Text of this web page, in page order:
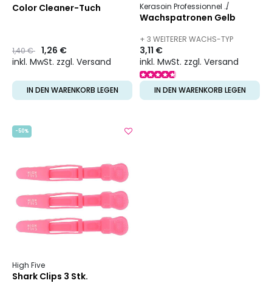
Color Cleaner-Tuch
Preis
1,40 €to1,26 €
inkl. MwSt. zzgl. Versand
IN DEN WARENKORB LEGEN
Kerasoin Professionnel
Wachspatronen Gelb
+ 3 WEITERER WACHS-TYP
VERFÜGBAR
3,11 €
inkl. MwSt. zzgl. Versand
IN DEN WARENKORB LEGEN
-50%
High Five
Shark Clips 3 Stk.